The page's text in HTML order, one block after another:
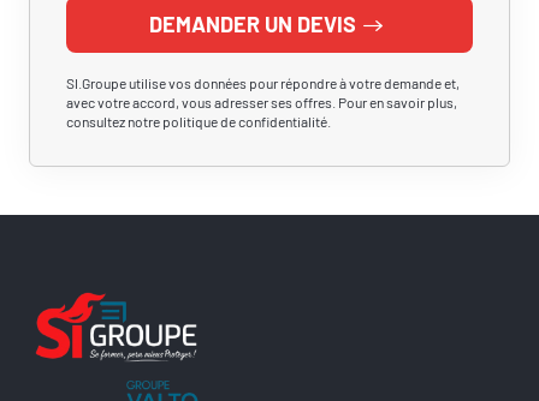
DEMANDER UN DEVIS
SI.Groupe utilise vos données pour répondre à votre demande et,
avec votre accord, vous adresser ses offres. Pour en savoir plus,
consultez notre politique de confidentialité.